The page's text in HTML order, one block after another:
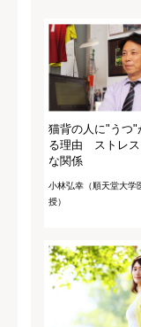
猫背の人に"うつ"
る理由 ストレス
な関係
小林弘幸（順天堂大学
授）